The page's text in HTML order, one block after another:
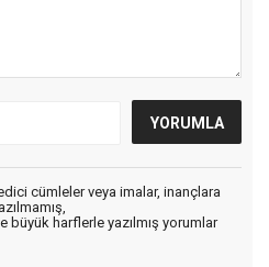
cümleler veya imalar, inançlara
büyük harflerle yazılmış yorumlar